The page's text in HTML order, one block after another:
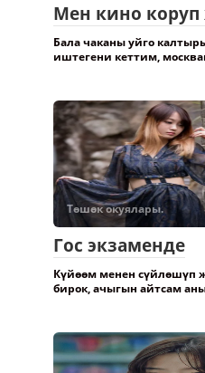
Мен кино коруп
Бала чаканы уйго
иштегени кеттим,
Төшөк окуялары.
Гос экзаменде
Күйөөм менен сүйлөшүп
бирок, ачыгын айтсам